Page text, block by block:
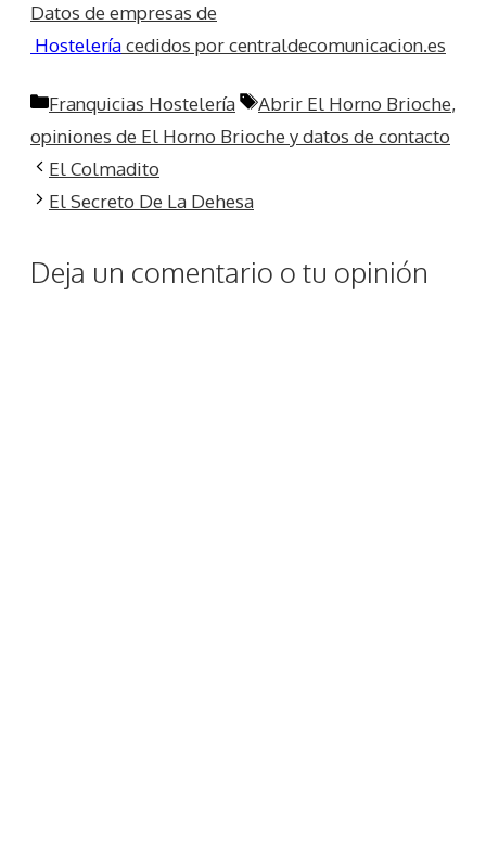
Datos de empresas de
Hosteleríacedidos por centraldecomunicacion.es
Categorías
Franquicias Hostelería Etiquetas
Abrir El Horno Brioche,
opiniones de El Horno Brioche y datos de contacto
El Colmadito
El Secreto De La Dehesa
Deja un comentario o tu opinión